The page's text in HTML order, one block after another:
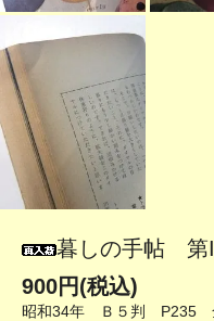
暮しの手帖 第
900円(税込)
昭和34年 Ｂ５判 P235